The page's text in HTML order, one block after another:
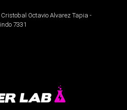
Cristobal Octavio Alvarez Tapia -
7331